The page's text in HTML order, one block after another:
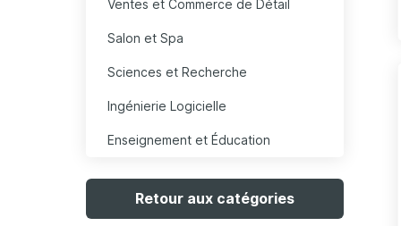
Ventes et Commerce de Détail
Salon et Spa
Sciences et Recherche
Ingénierie Logicielle
Enseignement et Éducation
Retour aux catégories